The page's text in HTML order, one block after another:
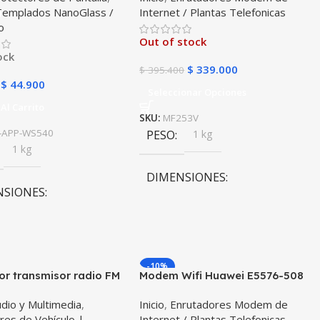
NanoGlass /
$ 44.900
APP-WS540
1 kg
Con Banda 700MHZ
Internet / Plantas Telefonicas
Out of stock
$395.400 $ 339.000
SKU: MF253V
PESO 1 kg
DIMENSIONES
OPERADOR MÓVIL
COMPATIBLE
TIGO/MOVISTAR/WOM
transmisor radio FM
Vehículos Camiones
y Multimedia,
-10%
Modem Wifi Huawei E5576-508
Operador
Inicio, Enrutadores Modem de